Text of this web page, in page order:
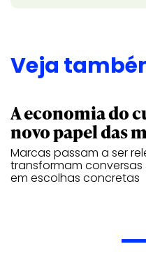
Veja
A economia do
novo papel das
Marcas passam a ser
transformam
em escolhas concretas